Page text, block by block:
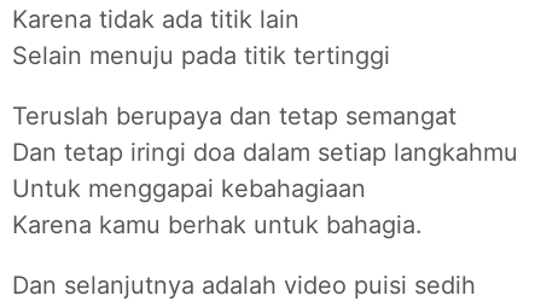
Karena tidak ada titik lain
Selain menuju pada titik tertinggi
Teruslah berupaya dan tetap semangat
Dan tetap iringi doa dalam setiap langkahmu
Untuk menggapai kebahagiaan
Karena kamu berhak untuk bahagia.
Dan selanjutnya adalah video puisi sedih